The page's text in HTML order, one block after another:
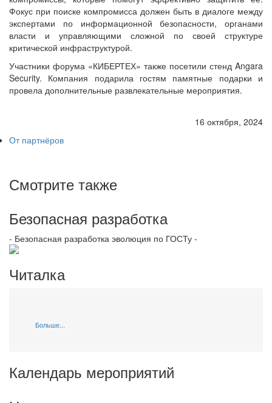
Фокус при поиске компромисса должен быть в диалоге между
экспертами по информационной безопасности, органами
власти и управляющими сложной по своей структуре
критической инфраструктурой.
Участники форума «КИБЕРТЕХ» также посетили стенд Angara
Security. Компания подарила гостям памятные подарки и
провела дополнительные развлекательные мероприятия.
16 октября, 2024
От партнёров
Смотрите также
Безопасная разработка
- Безопасная разработка эволюция по ГОСТу -
Читалка
Больше...
Календарь мероприятий